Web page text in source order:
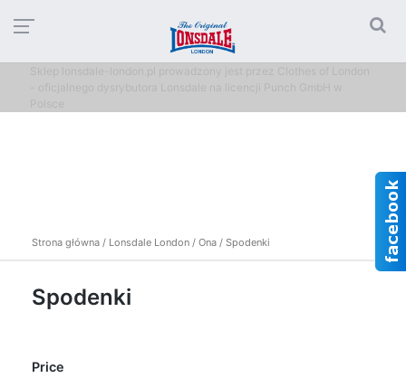
Strona główna / Lonsdale London / Ona / Spodenki
Spodenki
Price